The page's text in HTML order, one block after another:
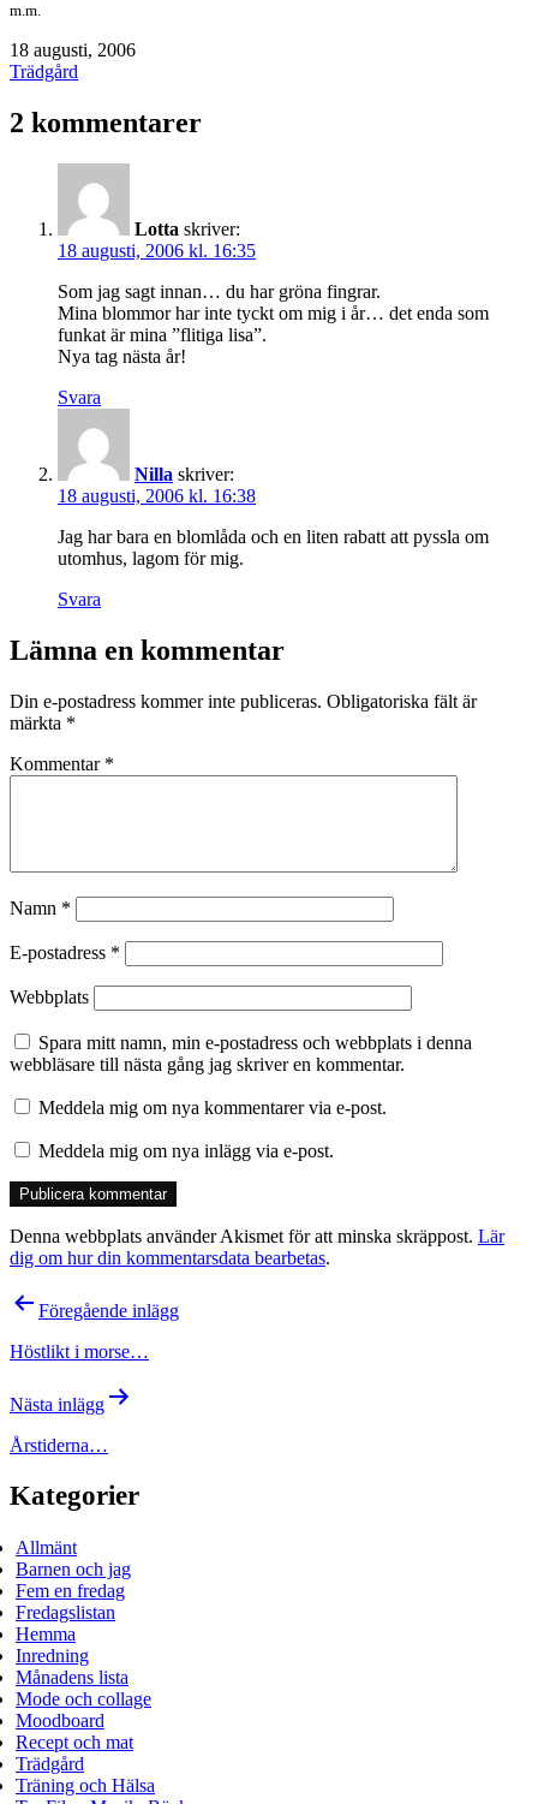
m.m.
Publicerat
den
18 augusti, 2006
Kategoriserat
Trädgård
2 kommentarer
Lotta skriver:
18 augusti, 2006 kl. 16:35
Som jag sagt innan… du har gröna fingrar.
Mina blommor har inte tyckt om mig i år… det enda som
funkat är mina ”flitiga lisa”.
Nya tag nästa år!
Svara
Nilla skriver:
18 augusti, 2006 kl. 16:38
Jag har bara en blomlåda och en liten rabatt att pyssla om
utomhus, lagom för mig.
Svara
Lämna en kommentar
Din e-postadress kommer inte publiceras. Obligatoriska fält är
märkta *
Kommentar *
Namn *
E-postadress *
Webbplats
Spara mitt namn, min e-postadress och webbplats i denna
webbläsare till nästa gång jag skriver en kommentar.
Meddela mig om nya kommentarer via e-post.
Meddela mig om nya inlägg via e-post.
Denna webbplats använder Akismet för att minska skräppost. Lär
dig om hur din kommentarsdata bearbetas.
Inläggsnavigering
Föregående inlägg
Höstlikt i morse…
Nästa inlägg
Årstiderna…
Kategorier
Allmänt
Barnen och jag
Fem en fredag
Fredagslistan
Hemma
Inredning
Månadens lista
Mode och collage
Moodboard
Recept och mat
Trädgård
Träning och Hälsa